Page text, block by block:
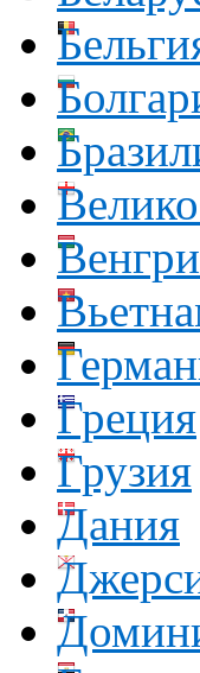
Греция
Грузия
Дания